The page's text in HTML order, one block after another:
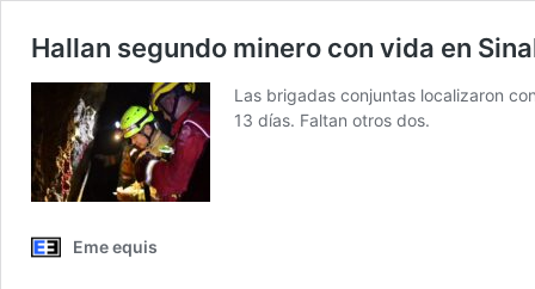
Hallan segundo minero con vida en
Las brigadas conjuntas localizaron
13 días. Faltan otros dos.
Eme equis